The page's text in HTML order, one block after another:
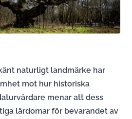
naturligt landmärke har
mot hur historiska
menar att dess
lärdomar för bevarandet av